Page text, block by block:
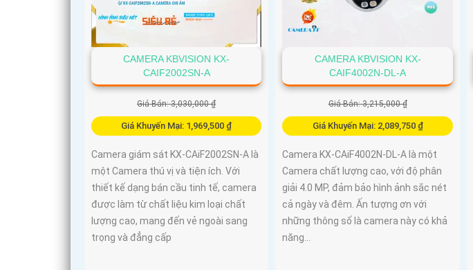
CAMERA KBVISION KX-
CAIF2002SN-A
Giá Bán: 3,030,000 ₫
Giá Khuyến Mại: 1,969,500 ₫
Camera giám sát KX-CAiF2002SN-A là
một Camera thú vị và tiện ích. Với
thiết kế dạng bán cầu tinh tế, camera
được làm từ chất liệu kim loại chất
lượng cao, mang đến vẻ ngoài sang
trọng và đẳng cấp
CAMERA KBVISION KX-
CAIF4002N-DL-A
Giá Bán: 3,215,000 ₫
Giá Khuyến Mại: 2,089,750 ₫
Camera KX-CAiF4002N-DL-A là một
Camera chất lượng cao, với độ phân
giải 4.0 MP, đảm bảo hình ảnh sắc nét
cả ngày và đêm. Ấn tượng ơn với
những thông số là camera này có khả
năng...